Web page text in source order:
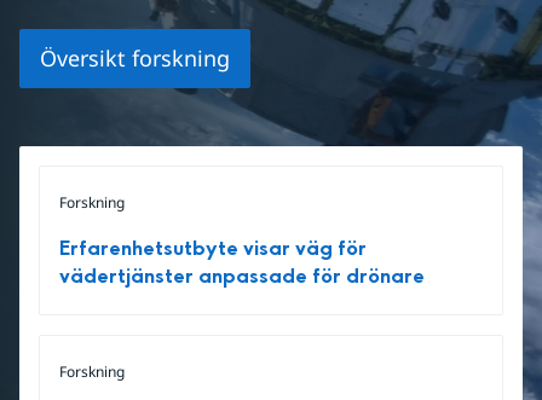
Översikt forskning
Forskning
Erfarenhetsutbyte visar väg för
vädertjänster anpassade för drönare
Forskning